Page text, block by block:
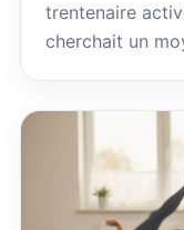
trentenaire
cherchait un